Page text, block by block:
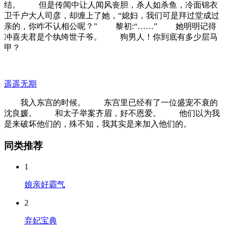
结。 但是传闻中让人闻风丧胆，杀人如杀鱼，冷面锦衣
卫千户大人司彦，却缠上了她，“媳妇，我们可是拜过堂成过
亲的，你咋不认相公呢？” 黎初:“……” 她明明记得
冲喜夫君是个纨绔世子爷。 狗男人！你到底有多少层马
甲？
遥遥无期
我入东宫的时候。 东宫里已经有了一位盛宠不衰的
沈良媛。 和太子举案齐眉，好不恩爱。 他们以为我
是来破坏他们的，殊不知，我其实是来加入他们的。
同类推荐
1
娘亲好霸气
2
弃妃宝典